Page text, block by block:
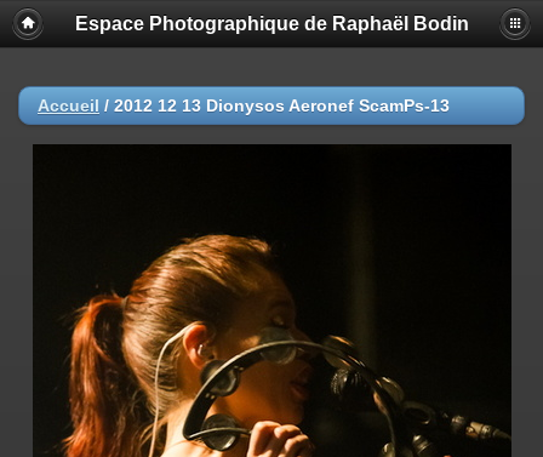
Espace Photographique de Raphaël Bodin
Accueil / 2012 12 13 Dionysos Aeronef ScamPs-13